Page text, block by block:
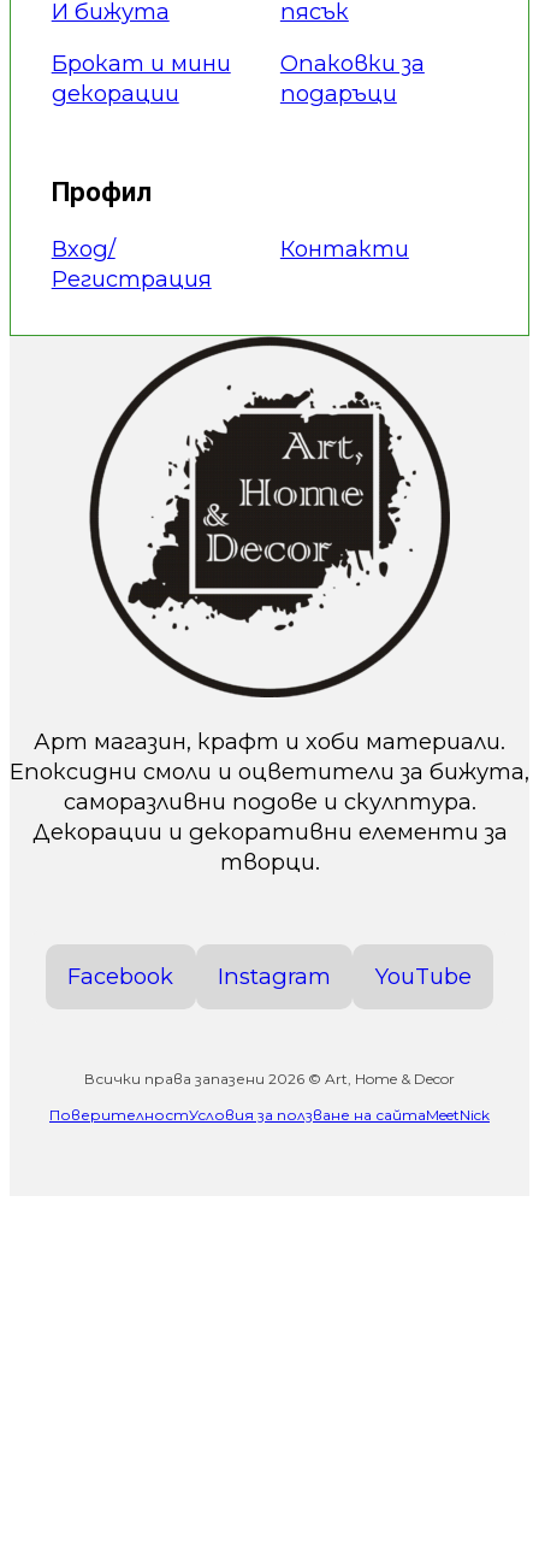
Арт магазин, крафт и хоби материали.
Епоксидни смоли и оцветители за бижута,
саморазливни подове и скулптура.
Декорации и декоративни елементи за
творци.
Facebook Instagram YouTube
Всички права запазени 2026 © Art, Home & Decor
ПоверителностУсловия за ползване на сайтаMeetNick
И бижута
Брокат и мини
декорации
пясък
Опаковки за
подаръци
Профил
Вход/
Регистрация
Контакти